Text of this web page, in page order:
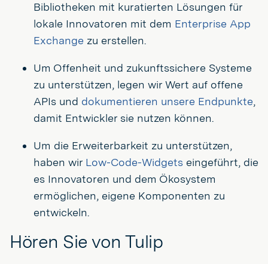
Bibliotheken mit kuratierten Lösungen für
lokale Innovatoren mit dem Enterprise App
Exchange zu erstellen.
Um Offenheit und zukunftssichere Systeme
zu unterstützen, legen wir Wert auf offene
APIs und dokumentieren unsere Endpunkte,
damit Entwickler sie nutzen können.
Um die Erweiterbarkeit zu unterstützen,
haben wir Low-Code-Widgets eingeführt, die
es Innovatoren und dem Ökosystem
ermöglichen, eigene Komponenten zu
entwickeln.
Hören Sie von Tulip